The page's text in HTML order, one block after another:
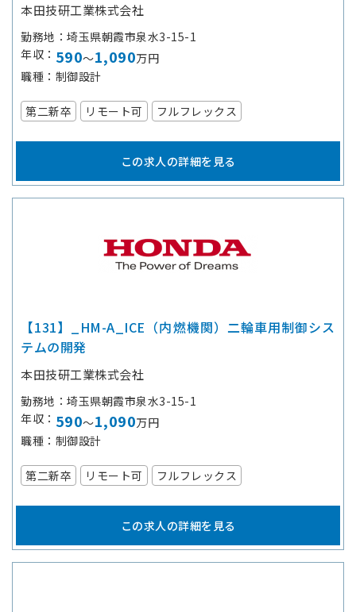
本田技研工業株式会社
勤務地
埼玉県朝霞市泉水3-15-1
年収
590～1,090万円
職種
制御設計
第二新卒 リモート可 フルフレックス
この求人の詳細を見る
【131】_HM-A_ICE（内燃機関）二輪車用制御シス
テムの開発
本田技研工業株式会社
勤務地
埼玉県朝霞市泉水3-15-1
年収
590～1,090万円
職種
制御設計
第二新卒 リモート可 フルフレックス
この求人の詳細を見る